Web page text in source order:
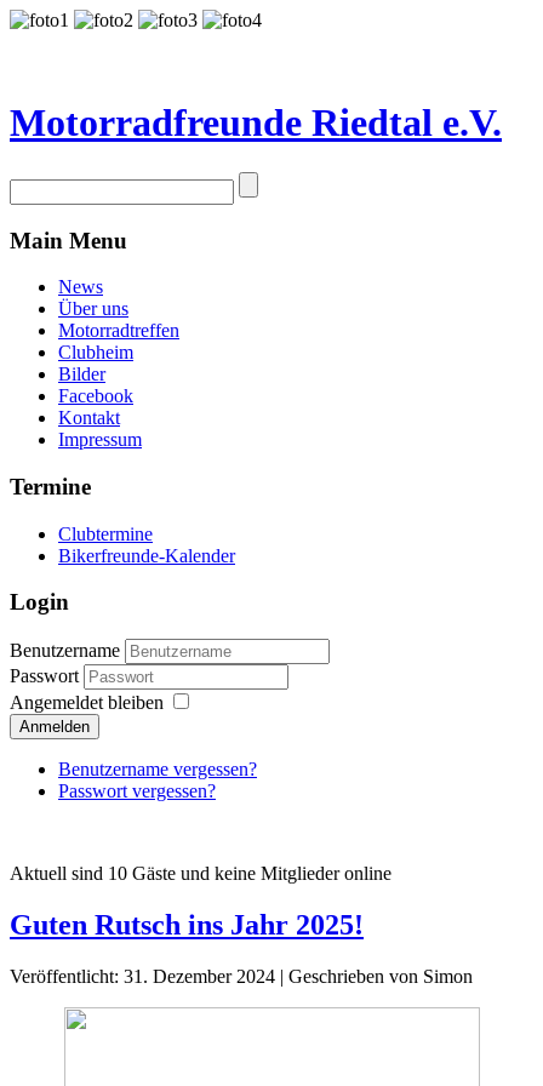
Motorradfreunde Riedtal e.V.
Main Menu
News
Über uns
Motorradtreffen
Clubheim
Bilder
Facebook
Kontakt
Impressum
Termine
Clubtermine
Bikerfreunde-Kalender
Login
Benutzername
Passwort
Angemeldet bleiben
Anmelden
Benutzername vergessen?
Passwort vergessen?
Aktuell sind 10 Gäste und keine Mitglieder online
Guten Rutsch ins Jahr 2025!
Veröffentlicht: 31. Dezember 2024 | Geschrieben von Simon